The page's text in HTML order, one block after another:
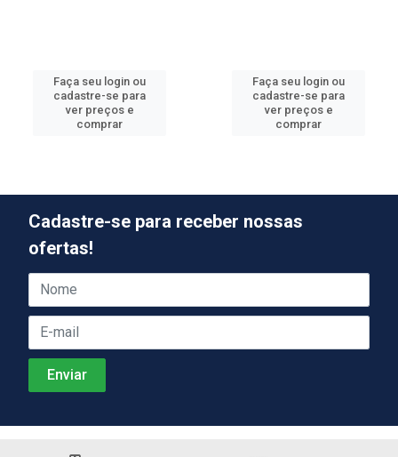
Faça seu login ou
cadastre-se para
ver preços e
comprar
Faça seu login ou
cadastre-se para
ver preços e
comprar
Cadastre-se para receber nossas
ofertas!